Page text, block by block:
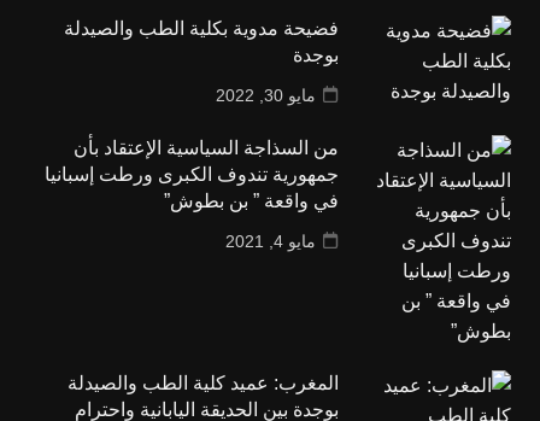
فضيحة مدوية بكلية الطب والصيدلة
بوجدة
مايو 30, 2022
من السذاجة السياسية الإعتقاد بأن
جمهورية تندوف الكبرى ورطت إسبانيا
في واقعة ” بن بطوش”
مايو 4, 2021
المغرب: عميد كلية الطب والصيدلة
بوجدة بين الحديقة اليابانية واحترام